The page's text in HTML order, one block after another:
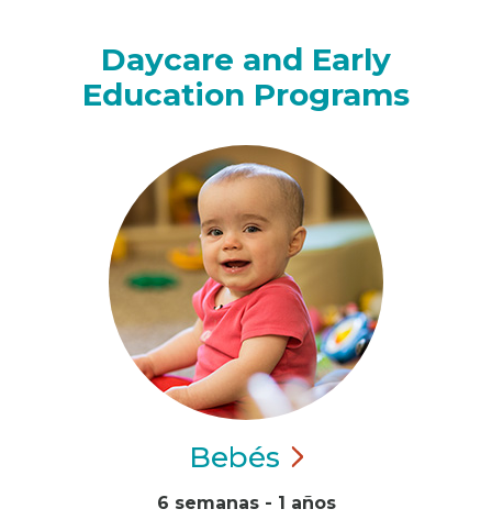
Daycare and Early
Education Programs
Bebés
6 semanas - 1 años